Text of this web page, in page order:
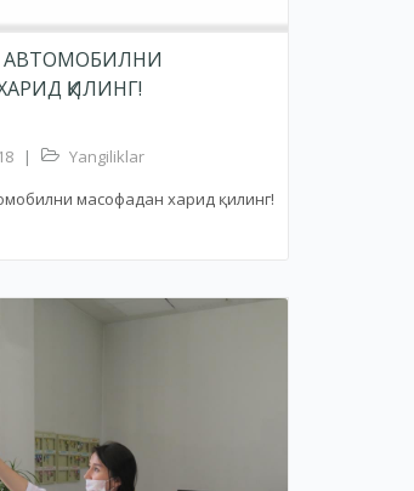
АВТОМОБИЛНИ
ҚИЛИНГ!
|
Yangiliklar
масофадан харид қилинг!